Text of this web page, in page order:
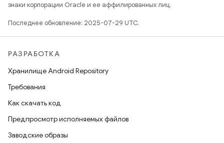
знаки корпорации Oracle и ее аффилированных лиц.
Последнее обновление: 2025-07-29 UTC.
РАЗРАБОТКА
Хранилище Android Repository
Требования
Как скачать код
Предпросмотр исполняемых файлов
Заводские образы